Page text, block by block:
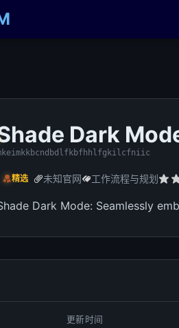
Dark
精选 未知官网 工作流程与规划
Dark Mode: Seamlessly
更新时间